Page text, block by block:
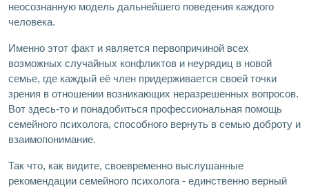
неосознанную модель дальнейшего поведения каждого
человека.
Именно этот факт и является первопричиной всех
возможных случайных конфликтов и неурядиц в новой
семье, где каждый её член придерживается своей точки
зрения в отношении возникающих неразрешенных вопросов.
Вот здесь-то и понадобиться профессиональная помощь
семейного психолога, способного вернуть в семью доброту и
взаимопонимание.
Так что, как видите, своевременно выслушанные
рекомендации семейного психолога - единственно верный